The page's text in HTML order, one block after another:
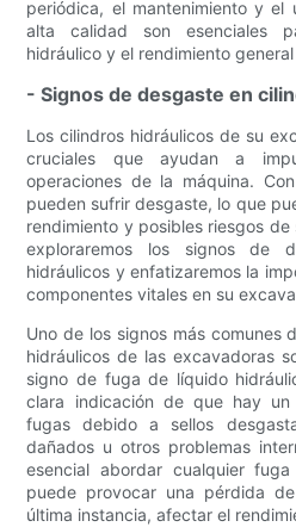
periódica, el mantenimiento y
alta calidad son esenciales
hidráulico y el rendimiento
- Signos de desgaste en
Los cilindros hidráulicos de su
cruciales que ayudan a
operaciones de la máquina.
pueden sufrir desgaste, lo que
rendimiento y posibles riesgos
exploraremos los signos de
hidráulicos y enfatizaremos la
componentes vitales en su
Uno de los signos más comunes
hidráulicos de las excavadoras
signo de fuga de líquido
clara indicación de que hay un
fugas debido a sellos
dañados u otros problemas
esencial abordar cualquier
puede provocar una pérdida
última instancia, afectar el